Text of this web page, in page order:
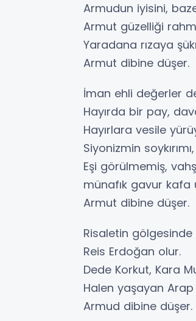
Armudun iyisini,
Armut güzelliği
Yaradana rızaya
Armut dibine düşer.
İman ehli değerler
Hayırda bir pay,
Hayırlara vesile
Siyonizmin
Eşi görülmemiş,
münafık gavur kafa
Armut dibine düşer.
Risaletin gölgesinde
Reis Erdoğan olur.
Dede Korkut, Kara
Halen yaşayan
Armud dibine düşer.